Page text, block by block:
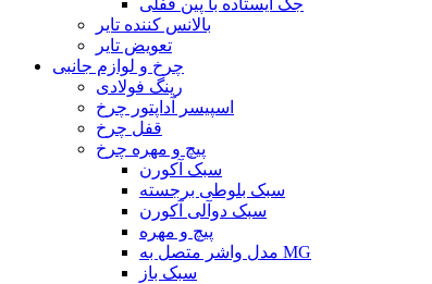
جک ایستاده با پین قفلی
بالانس کننده تایر
تعویض تایر
چرخ و لوازم جانبی
رینگ فولادی
اسپیسر آداپتور چرخ
قفل چرخ
پیچ و مهره چرخ
سبک آکورن
سبک بلوطی برجسته
سبک دوآلی آکورن
پیچ و مهره
مدل واشر متصل به MG
سبک باز